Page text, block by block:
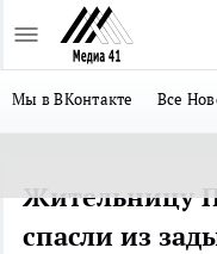
Мы в ВКонтакте Все
Жительницу
спасли из